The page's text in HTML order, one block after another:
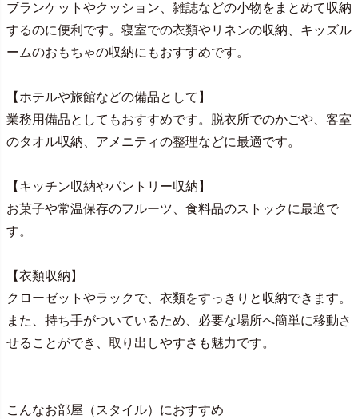
ブランケットやクッション、雑誌などの小物をまとめて収納
するのに便利です。寝室での衣類やリネンの収納、キッズル
ームのおもちゃの収納にもおすすめです。
【ホテルや旅館などの備品として】
業務用備品としてもおすすめです。脱衣所でのかごや、客室
のタオル収納、アメニティの整理などに最適です。
【キッチン収納やパントリー収納】
お菓子や常温保存のフルーツ、食料品のストックに最適で
す。
【衣類収納】
クローゼットやラックで、衣類をすっきりと収納できます。
また、持ち手がついているため、必要な場所へ簡単に移動さ
せることができ、取り出しやすさも魅力です。
こんなお部屋（スタイル）におすすめ